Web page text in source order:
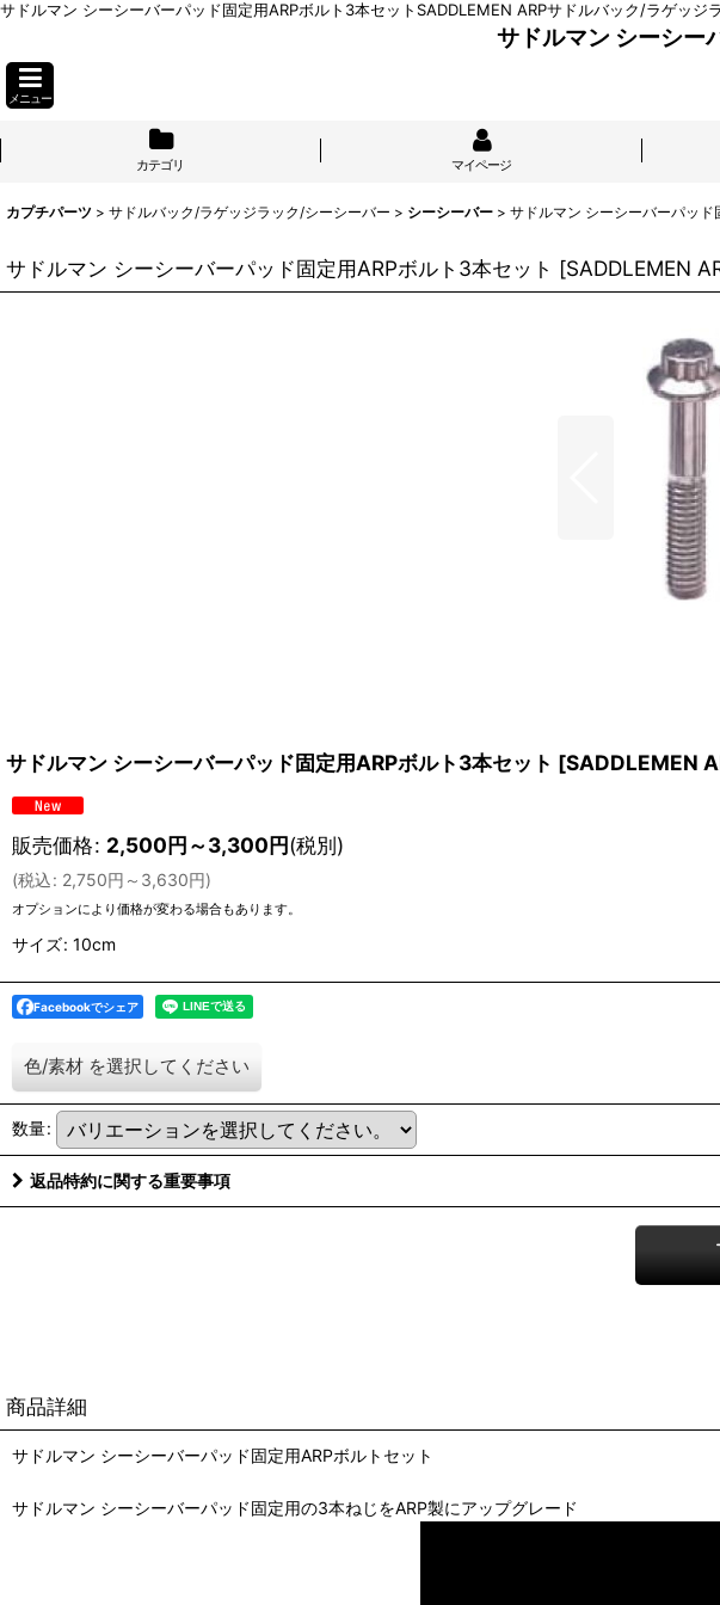
サドルマン シーシーバーパッド固定用ARPボルト3本セットSADDLEMEN ARPサドルバック/ラゲッジ
サドルマン シーシー
メニュー
カテゴリ マイページ
カプチパーツ > サドルバック/ラゲッジラック/シーシーバー > シーシーバー > サドルマン シーシーバーパッド
サドルマン シーシーバーパッド固定用ARPボルト3本セット [SADDLEMEN
サドルマン シーシーバーパッド固定用ARPボルト3本セット [SADDLEMEN
販売価格: 2,500円～3,300円(税別)
(税込: 2,750円 ～3,630円)
オプションにより価格が変わる場合もあります。
サイズ: 10cm
Facebookでシェア
色/素材 を選択してください
数量:
返品特約に関する重要事項
商品詳細
サドルマン シーシーバーパッド固定用ARPボルトセット
サドルマン シーシーバーパッド固定用の3本ねじをARP製にアップグレード